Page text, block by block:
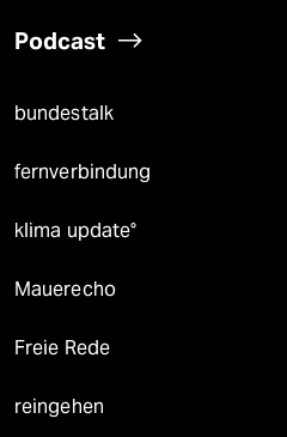
Podcast
bundestalk
fernverbindung
klima update°
Mauerecho
Freie Rede
reingehen